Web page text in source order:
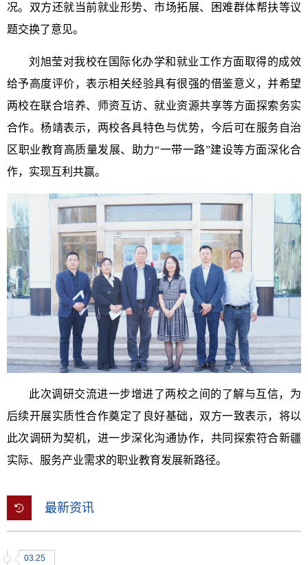
况。双方还就当前就业形势、市场拓展、困难群体帮扶等议
题交换了意见。
刘旭莹对我校在国际化办学和就业工作方面取得的成效
给予高度评价，表示相关经验具有很强的借鉴意义，并希望
两校在联合培养、师资互访、就业资源共享等方面探索务实
合作。杨靖表示，两校各具特色与优势，今后可在服务自治
区职业教育高质量发展、助力“一带一路”建设等方面深化合
作，实现互利共赢。
此次调研交流进一步增进了两校之间的了解与互信，为
后续开展实质性合作奠定了良好基础，双方一致表示，将以
此次调研为契机，进一步深化沟通协作，共同探索符合新疆
实际、服务产业需求的职业教育发展新路径。
最新资讯
03.25